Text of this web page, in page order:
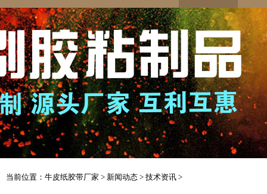
当前位置： 牛皮纸胶带厂家 > 新闻动态 > 技术资讯 >